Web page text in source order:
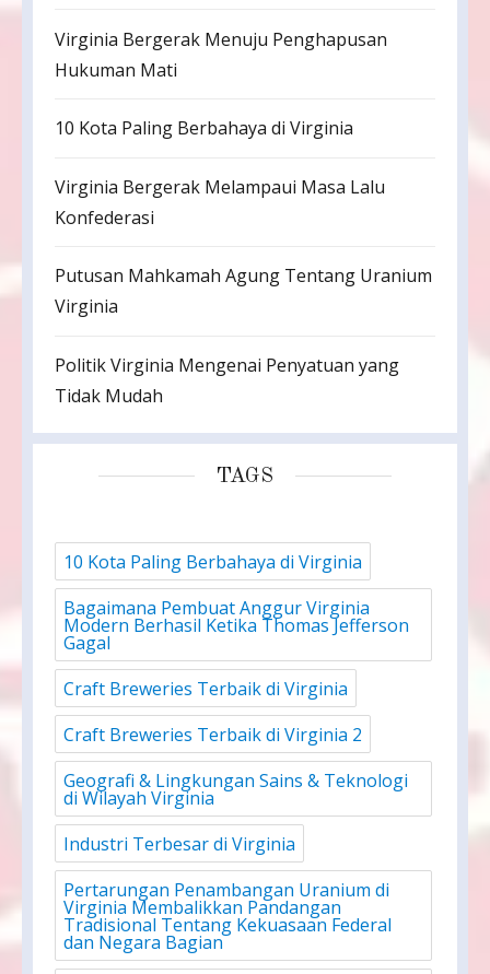
Virginia Bergerak Menuju Penghapusan
Hukuman Mati
10 Kota Paling Berbahaya di Virginia
Virginia Bergerak Melampaui Masa Lalu
Konfederasi
Putusan Mahkamah Agung Tentang Uranium
Virginia
Politik Virginia Mengenai Penyatuan yang
Tidak Mudah
TAGS
10 Kota Paling Berbahaya di Virginia
Bagaimana Pembuat Anggur Virginia
Modern Berhasil Ketika Thomas Jefferson
Gagal
Craft Breweries Terbaik di Virginia
Craft Breweries Terbaik di Virginia 2
Geografi & Lingkungan Sains & Teknologi
di Wilayah Virginia
Industri Terbesar di Virginia
Pertarungan Penambangan Uranium di
Virginia Membalikkan Pandangan
Tradisional Tentang Kekuasaan Federal
dan Negara Bagian